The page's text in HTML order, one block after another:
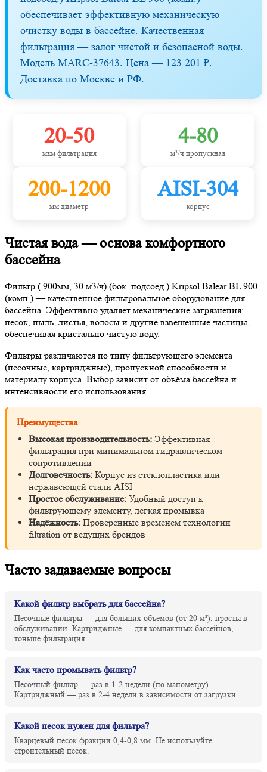
обеспечивает эффективную механическую
очистку воды в бассейне. Качественная
фильтрация — залог чистой и безопасной воды.
Модель MARC-37643. Цена — 123 201 ₽.
Доставка по Москве и РФ.
20-50
мкм фильтрация
4-80
м³/ч пропускная
200-1200
мм диаметр
AISI-304
корпус
Чистая вода — основа комфортного
бассейна
Фильтр ( 900мм, 30 м3/ч) (бок. подсоед.) Kripsol Balear BL 900
(комп.) — качественное фильтровальное оборудование для
бассейна. Эффективно удаляет механические загрязнения:
песок, пыль, листья, волосы и другие взвешенные частицы,
обеспечивая кристально чистую воду.
Фильтры различаются по типу фильтрующего элемента
(песочные, картриджные), пропускной способности и
материалу корпуса. Выбор зависит от объёма бассейна и
интенсивности его использования.
Преимущества
Высокая производительность: Эффективная
фильтрация при минимальном гидравлическом
сопротивлении
Долговечность: Корпус из стеклопластика или
нержавеющей стали AISI
Простое обслуживание: Удобный доступ к
фильтрующему элементу, легкая промывка
Надёжность: Проверенные временем технологии
filtration от ведущих брендов
Часто задаваемые вопросы
Какой фильтр выбрать для бассейна?
Песочные фильтры — для больших объёмов (от 20 м³), просты в
обслуживании. Картриджные — для компактных бассейнов,
тоньше фильтрация.
Как часто промывать фильтр?
Песочный фильтр — раз в 1-2 недели (по манометру).
Картриджный — раз в 2-4 недели в зависимости от загрузки.
Какой песок нужен для фильтра?
Кварцевый песок фракции 0,4-0,8 мм. Не используйте
строительный песок.